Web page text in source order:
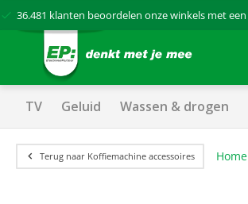
36.481 klanten beoordelen onze winkels met een
TV Geluid Wassen & drogen
Terug naar Koffiemachine accessoires Home